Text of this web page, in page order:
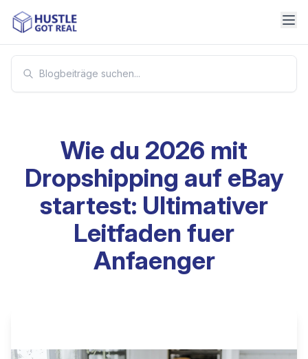
Wie du 2026 mit
Dropshipping auf eBay
startest: Ultimativer
Leitfaden fuer
Anfaenger